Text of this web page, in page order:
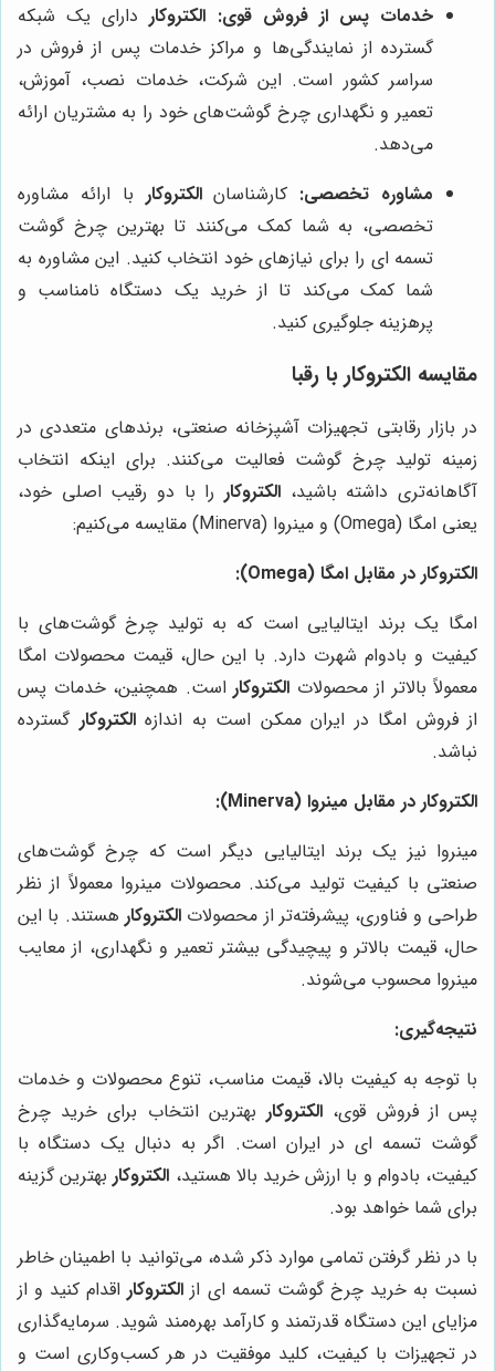
خدمات پس از فروش قوی: الکتروکار دارای یک شبکه
گسترده از نمایندگی‌ها و مراکز خدمات پس از فروش در
سراسر کشور است. این شرکت، خدمات نصب، آموزش،
تعمیر و نگهداری چرخ گوشت‌های خود را به مشتریان ارائه
می‌دهد.
مشاوره تخصصی: کارشناسانالکتروکار با ارائه مشاوره
تخصصی، به شما کمک می‌کنند تا بهترین چرخ گوشت
تسمه ای را برای نیازهای خود انتخاب کنید. این مشاوره به
شما کمک می‌کند تا از خرید یک دستگاه نامناسب و
پرهزینه جلوگیری کنید.
مقایسه الکتروکار با رقبا
در بازار رقابتی تجهیزات آشپزخانه صنعتی، برندهای متعددی در
زمینه تولید چرخ گوشت فعالیت می‌کنند. برای اینکه انتخاب
آگاهانه‌تری داشته باشید، الکتروکار را با دو رقیب اصلی خود،
یعنی امگا (Omega) و مینروا (Minerva) مقایسه می‌کنیم:
الکتروکار در مقابل امگا (Omega):
امگا یک برند ایتالیایی است که به تولید چرخ گوشت‌های با
کیفیت و بادوام شهرت دارد. با این حال، قیمت محصولات امگا
معمولاً بالاتر از محصولات الکتروکار است. همچنین، خدمات پس
از فروش امگا در ایران ممکن است به اندازهالکتروکار گسترده
نباشد.
الکتروکار در مقابل مینروا (Minerva):
مینروا نیز یک برند ایتالیایی دیگر است که چرخ گوشت‌های
صنعتی با کیفیت تولید می‌کند. محصولات مینروا معمولاً از نظر
طراحی و فناوری، پیشرفته‌تر از محصولات الکتروکار هستند. با این
حال، قیمت بالاتر و پیچیدگی بیشتر تعمیر و نگهداری، از معایب
مینروا محسوب می‌شوند.
نتیجه‌گیری:
با توجه به کیفیت بالا، قیمت مناسب، تنوع محصولات و خدمات
پس از فروش قوی، الکتروکاربهترین انتخاب برای خرید چرخ
گوشت تسمه ای در ایران است. اگر به دنبال یک دستگاه با
کیفیت، بادوام و با ارزش خرید بالا هستید، الکتروکاربهترین گزینه
برای شما خواهد بود.
با در نظر گرفتن تمامی موارد ذکر شده، می‌توانید با اطمینان خاطر
نسبت به خرید چرخ گوشت تسمه ای از الکتروکاراقدام کنید و از
مزایای این دستگاه قدرتمند و کارآمد بهره‌مند شوید. سرمایه‌گذاری
در تجهیزات با کیفیت، کلید موفقیت در هر کسب‌وکاری است و